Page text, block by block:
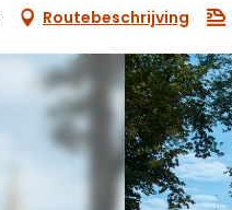
Routebeschrijving